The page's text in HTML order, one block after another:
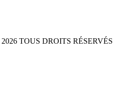
2026 TOUS DROITS RÉSERVÉS